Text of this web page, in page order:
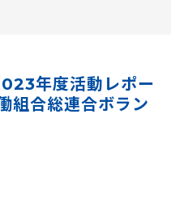
年度活動レポー
組合総連合ボラン